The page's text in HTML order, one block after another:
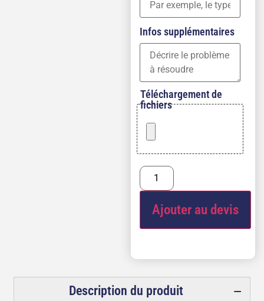
Infos supplémentaires
Téléchargement de
fichiers
Ajouter au devis
Description du produit